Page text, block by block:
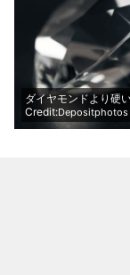
ダイヤモンドより硬
Credit:Depositphotos